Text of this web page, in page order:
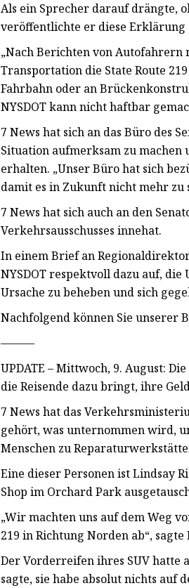
Als ein Sprecher darauf drängte,
veröffentlichte er diese Erklärung
„Nach Berichten von Autofahrern
Transportation die State Route
Fahrbahn oder an
NYSDOT kann nicht haftbar
7 News hat sich an das Büro des
Situation aufmerksam zu
erhalten. „Unser Büro hat sich
damit es in Zukunft nicht mehr zu
7 News hat sich auch an den
Verkehrsausschusses innehat.
In einem Brief an
NYSDOT respektvoll dazu auf,
Ursache zu beheben und sich
Nachfolgend können Sie unserer
———
UPDATE – Mittwoch, 9. August:
die Reisende dazu bringt, ihre
7 News hat das
gehört, was unternommen wird,
Menschen zu
Eine dieser Personen ist Lindsay
Shop im Orchard Park
„Wir machten uns auf dem Weg
219 in Richtung Norden ab“,
Der Vorderreifen ihres SUV hatte
sagte, sie habe absolut nichts auf